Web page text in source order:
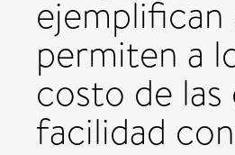
permiten a
costo de las
facilidad